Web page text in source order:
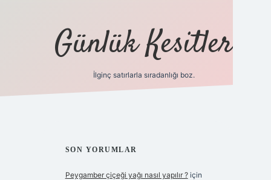
Günlük Kesitler
İlginç satırlarla sıradanlığı boz.
SIDEBAR
SON YORUMLAR
Peygamber çiçeği yağı nasıl yapılır ?için